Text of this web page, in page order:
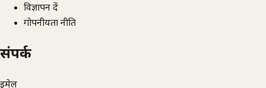
विज्ञापन दें
गोपनीयता नीति
संपर्क
ईमेल